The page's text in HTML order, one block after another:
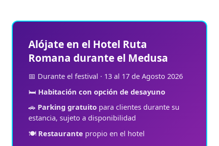
Alójate en el Hotel Ruta
Romana durante el Medusa
📅 Durante el festival · 13 al 17 de Agosto 2026
🛏️ Habitación con opción de desayuno
🚗 Parking gratuito para clientes durante su
estancia, sujeto a disponibilidad
🍽️ Restaurante propio en el hotel